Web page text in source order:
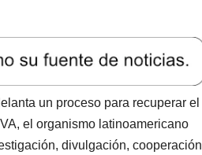
un proceso para recuperar el
el organismo latinoamericano
divulgación, cooperación